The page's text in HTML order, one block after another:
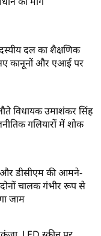
दल का शैक्षणिक
कानूनों और एआई पर
विधायक उमाशंकर सिंह
गलियारों में शोक
और डीसीएम की आमने-
चालक गंभीर रूप से
जाम